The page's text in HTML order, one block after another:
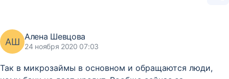
АШ Алена Шевцова
24 ноября 2020 07:03
Так в микрозаймы в основном и обращаются люди,